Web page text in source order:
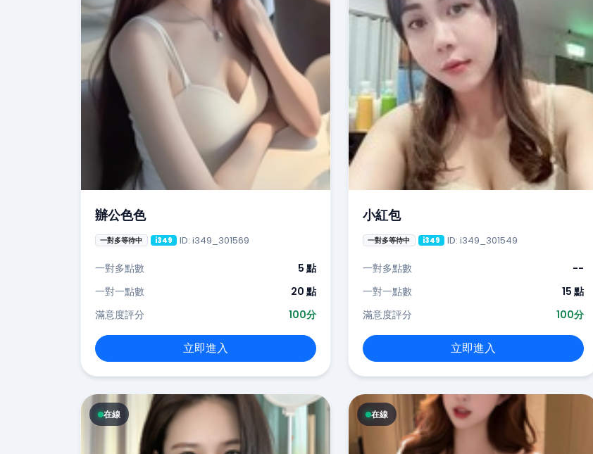
辦公色色
一對多等待中 i349 ID: i349_301569
一對多點數
5 點
一對一點數
20 點
滿意度評分
100分
立即進入
小紅包
一對多等待中 i349 ID: i349_301549
一對多點數
--
一對一點數
15 點
滿意度評分
100分
立即進入
在線 在線